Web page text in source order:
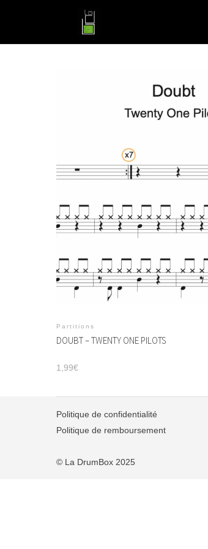
Partitions
DOUBT – TWENTY ONE PILOTS
1,99€
Politique de confidentialité
Politique de remboursement
© La DrumBox 2025